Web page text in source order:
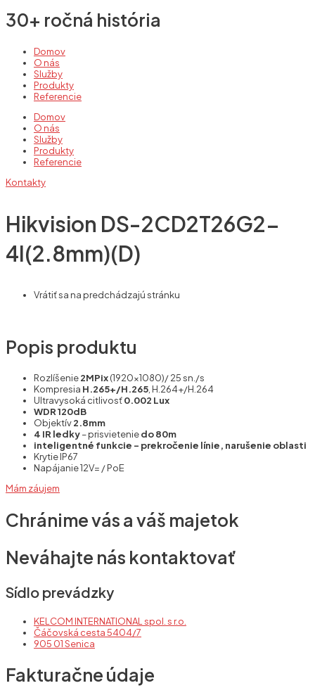
30+ ročná história
Domov
O nás
Služby
Produkty
Referencie
Domov
O nás
Služby
Produkty
Referencie
Kontakty
Hikvision DS-2CD2T26G2-
4I(2.8mm)(D)
Vrátiť sa na predchádzajú stránku
Popis produktu
Rozlíšenie2MPix(1920×1080)/ 25 sn./s
Kompresia H.265+/H.265, H.264+/H.264
Ultravysoká citlivosť0.002 Lux
WDR 120dB
Objektív2.8mm
4 IR ledky– prisvieteniedo 80m
inteligentné funkcie – prekročenie línie, narušenie oblasti
Krytie IP67
Napájanie 12V= / PoE
Mám záujem
Chránime vás a váš majetok
Neváhajte nás kontaktovať
Sídlo prevádzky
KELCOM INTERNATIONAL spol. s r.o.
Čáčovská cesta 5404/7
905 01 Senica
Fakturačne údaje